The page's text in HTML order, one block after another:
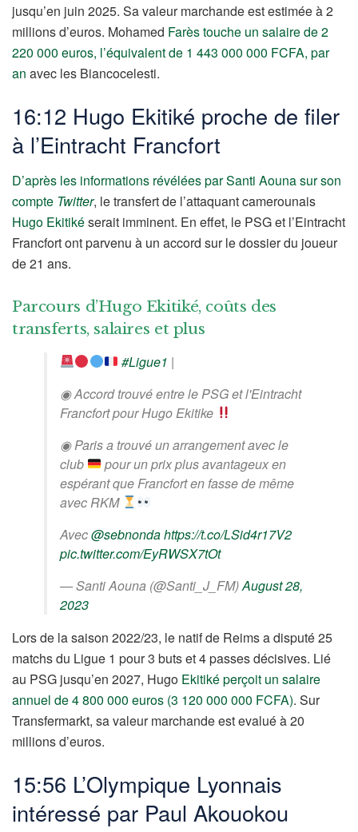
jusqu’en juin 2025. Sa valeur marchande est estimée à 2
millions d’euros. Mohamed Farès touche un salaire de 2
220 000 euros, l’équivalent de 1 443 000 000 FCFA, par
an avec les Biancocelesti.
16:12 Hugo Ekitiké proche de filer
à l’Eintracht Francfort
D’après les informations révélées par Santi Aouna sur son
compte Twitter, le transfert de l’attaquant camerounais
Hugo Ekitikéserait imminent. En effet, le PSG et l’Eintracht
Francfort ont parvenu à un accord sur le dossier du joueur
de 21 ans.
Parcours d’Hugo Ekitiké, coûts des
transferts, salaires et plus
#Ligue1 |
◉ Accord trouvé entre le PSG et l'Eintracht
Francfort pour Hugo Ekitike
◉ Paris a trouvé un arrangement avec le
club
pour un prix plus avantageux en
espérant que Francfort en fasse de même
avec RKM
Avec@sebnondahttps://t.co/LSid4r17V2
pic.twitter.com/EyRWSX7tOt
— Santi Aouna (@Santi_J_FM)August 28,
2023
Lors de la saison 2022/23, le natif de Reims a disputé 25
matchs du Ligue 1 pour 3 buts et 4 passes décisives. Lié
au PSG jusqu’en 2027, Hugo Ekitiké perçoit un salaire
annuel de 4 800 000 euros (3 120 000 000 FCFA). Sur
Transfermarkt, sa valeur marchande est evalué à 20
millions d’euros.
15:56 L’Olympique Lyonnais
intéressé par Paul Akouokou